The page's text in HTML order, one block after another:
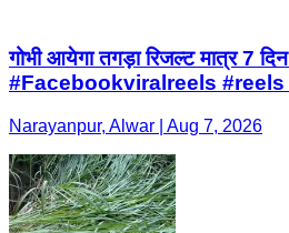
गोभी आयेगा तगड़ा रिजल्ट मात्र 7
#Facebookviralreels #reels
Narayanpur, Alwar | Aug 7, 2026